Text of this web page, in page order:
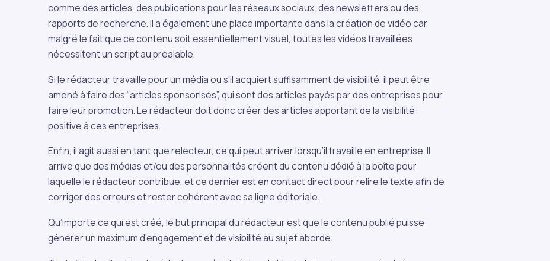
comme des articles, des publications pour les réseaux sociaux, des newsletters ou des
rapports de recherche. Il a également une place importante dans la création de vidéo car
malgré le fait que ce contenu soit essentiellement visuel, toutes les vidéos travaillées
nécessitent un script au préalable.
Si le rédacteur travaille pour un média ou s’il acquiert suffisamment de visibilité, il peut être
amené à faire des “articles sponsorisés”, qui sont des articles payés par des entreprises pour
faire leur promotion. Le rédacteur doit donc créer des articles apportant de la visibilité
positive à ces entreprises.
Enfin, il agit aussi en tant que relecteur, ce qui peut arriver lorsqu’il travaille en entreprise. Il
arrive que des médias et/ou des personnalités créent du contenu dédié à la boîte pour
laquelle le rédacteur contribue, et ce dernier est en contact direct pour relire le texte afin de
corriger des erreurs et rester cohérent avec sa ligne éditoriale.
Qu’importe ce qui est créé, le but principal du rédacteur est que le contenu publié puisse
générer un maximum d’engagement et de visibilité au sujet abordé.